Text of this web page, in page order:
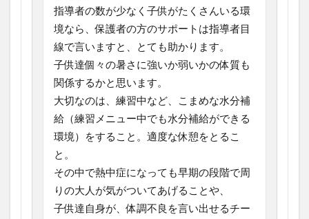
指導者の数が少なく子供がたくさんいる環
境なら、保護者の方のサポートは指導者目
線で言いますと、とても助かります。
子供達個々の暑さに強いか弱いかの体質も
関係するかと思います。
大切なのは、練習中など、こまめな水分補
給（練習メニュー中でも水分補給ができる
環境）をすること。適度な休憩をとるこ
と。
その中で熱中症になっても早期の段階で周
りの大人が気がついてあげることや、
子供達自身が、体調不良を言い出せるチー